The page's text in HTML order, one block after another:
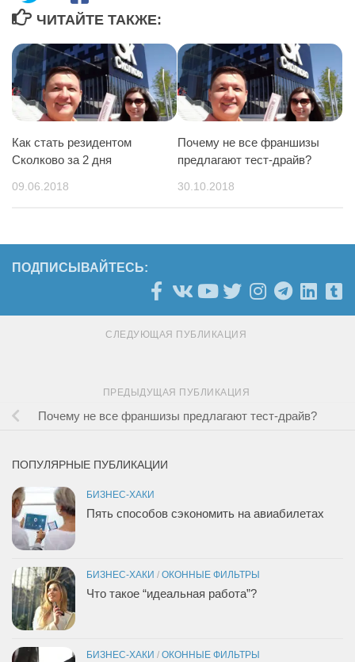
ЧИТАЙТЕ ТАКЖЕ:
Как стать резидентом
Сколково за 2 дня
09.06.2018
Почему не все франшизы
предлагают тест-драйв?
30.10.2018
ПОДПИСЫВАЙТЕСЬ:
СЛЕДУЮЩАЯ ПУБЛИКАЦИЯ
ПРЕДЫДУЩАЯ ПУБЛИКАЦИЯ
Почему не все франшизы предлагают тест-драйв?
ПОПУЛЯРНЫЕ ПУБЛИКАЦИИ
БИЗНЕС-ХАКИ
Пять способов сэкономить на авиабилетах
БИЗНЕС-ХАКИ / ОКОННЫЕ ФИЛЬТРЫ
Что такое “идеальная работа”?
БИЗНЕС-ХАКИ / ОКОННЫЕ ФИЛЬТРЫ